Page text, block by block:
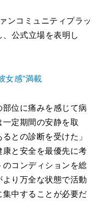
ンコミュニティプラッ
公式立場を表明し
女感”満載
部位に痛みを感じて病
定期間の安静を取
との診断を受けた」
と安全を最優先に考
コンディションを総
り万全な状態で活動
中することが必要だ